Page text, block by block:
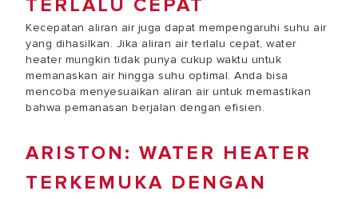
TERLALU CEPAT
Kecepatan aliran air juga dapat mempengaruhi suhu air
yang dihasilkan. Jika aliran air terlalu cepat, water
heater mungkin tidak punya cukup waktu untuk
memanaskan air hingga suhu optimal. Anda bisa
mencoba menyesuaikan aliran air untuk memastikan
bahwa pemanasan berjalan dengan efisien.
ARISTON: WATER HEATER
TERKEMUKA DENGAN